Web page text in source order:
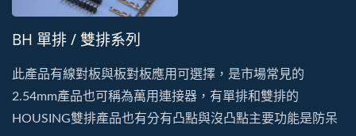
BH 單排 / 雙排系列
此產品有線對板與板對板應用可選擇，是市場常見的
2.54mm產品也可稱為萬用連接器，有單排和雙排的
HOUSING雙排產品也有分有凸點與沒凸點主要功能是防呆